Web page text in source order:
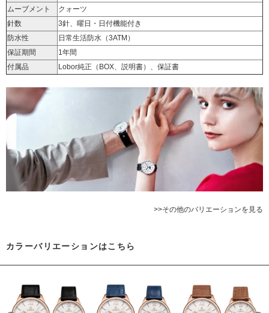
ムーブメント
クォーツ
針数
3針、曜日・日付機能付き
防水性
日常生活防水（3ATM）
保証期間
1年間
付属品
Lobor純正（BOX、説明書）、保証書
>>その他のバリエーションを見る
カラーバリエーションはこちら